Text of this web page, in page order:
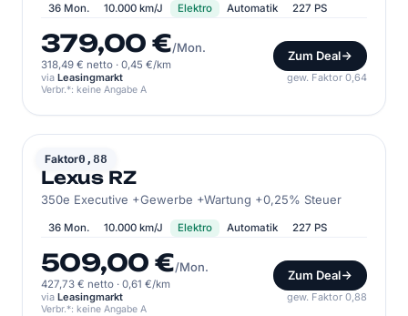
36 Mon. 10.000 km/J Elektro Automatik 227 PS
379,00 €/Mon.
318,49 € netto · 0,45 €/km
Zum Deal
via Leasingmarkt gew. Faktor 0,64
Verbr.*: keine Angabe A
Faktor0,88
LEXUS
Lexus RZ
350e Executive +Gewerbe +Wartung +0,25% Steuer
36 Mon. 10.000 km/J Elektro Automatik 227 PS
509,00 €/Mon.
427,73 € netto · 0,61 €/km
Zum Deal
via Leasingmarkt gew. Faktor 0,88
Verbr.*: keine Angabe A